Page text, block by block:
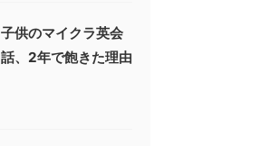
子供のマイクラ英会
話、2年で飽きた理由